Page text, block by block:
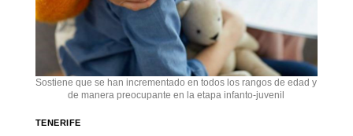
Sostiene que se han incrementado en todos los rangos de edad y
de manera preocupante en la etapa infanto-juvenil
TENERIFE